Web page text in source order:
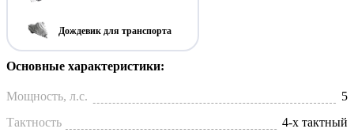
Дождевик для транспорта
Основные характеристики:
Мощность, л.с.
5
Тактность
4-х тактный